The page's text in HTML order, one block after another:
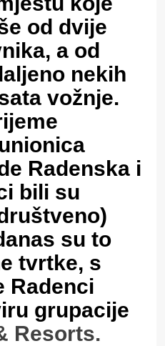
od dvije
a od
nekih
vožnje.
Radenska i
bili su
su to
tvrtke, s
Radenci
grupacije
Resorts.